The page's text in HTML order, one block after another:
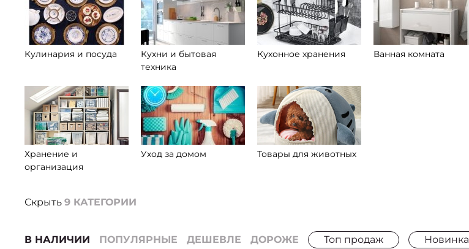
Кулинария и посуда
Кухни и бытовая
техника
Кухонное хранения Ванная комната
Хранение и
организация
Уход за домом Товары для животных
Скрыть 9 КАТЕГОРИИ
В НАЛИЧИИ ПОПУЛЯРНЫЕ ДЕШЕВЛЕ ДОРОЖЕ Топ продаж Новинка